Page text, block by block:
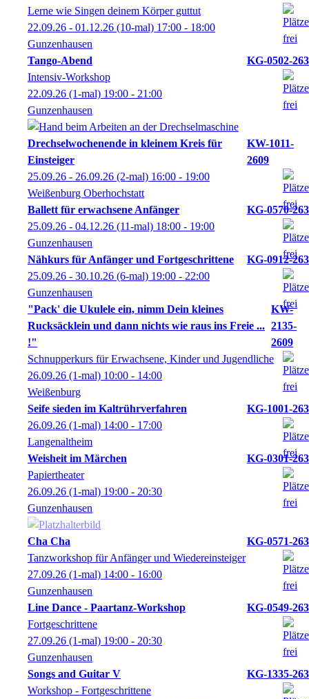
Lerne wie Singen deinem Körper guttut
22.09.26 - 01.12.26 (10-mal) 17:00 - 18:00
Gunzenhausen
Tango-Abend
KG-0502-263
Intensiv-Workshop
22.09.26 (1-mal) 19:00 - 21:00
Gunzenhausen
Drechselwochenende in kleinem Kreis für
Einsteiger
KW-1011-
2609
25.09.26 - 26.09.26 (2-mal) 16:00 - 19:00
Weißenburg Oberhochstatt
Ballett für erwachsene Anfänger
KG-0570-263
25.09.26 - 04.12.26 (11-mal) 18:00 - 19:00
Gunzenhausen
Nähkurs für Anfänger und Fortgeschrittene
KG-0912-263
25.09.26 - 30.10.26 (6-mal) 19:00 - 22:00
Gunzenhausen
"Pack' die Ukulele ein, nimm Dein kleines
Rucksäcklein und dann nichts wie raus ins Freie ...
!"
KW-
2135-
2609
Schnupperkurs für Erwachsene, Kinder und Jugendliche
26.09.26 (1-mal) 10:00 - 14:00
Weißenburg
Seife sieden im Kaltrührverfahren
KG-1001-263
26.09.26 (1-mal) 14:00 - 17:00
Langenaltheim
Weisheit im Märchen
KG-0301-263
Papiertheater
26.09.26 (1-mal) 19:00 - 20:30
Gunzenhausen
Cha Cha
KG-0571-263
Tanzworkshop für Anfänger und Wiedereinsteiger
27.09.26 (1-mal) 14:00 - 16:00
Gunzenhausen
Line Dance - Paartanz-Workshop
KG-0549-263
Fortgeschrittene
27.09.26 (1-mal) 19:00 - 20:30
Gunzenhausen
Songs and Guitar V
KG-1335-263
Workshop - Fortgeschrittene